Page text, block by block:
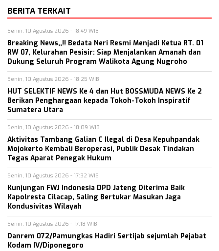
BERITA TERKAIT
Senin, 10 Agustus 2026 - 18:49 WIB
Breaking News,,!! Bedata Neri Resmi Menjadi Ketua RT. 01
RW 07, Kelurahan Pesisir: Siap Menjalankan Amanah dan
Dukung Seluruh Program Walikota Agung Nugroho
Senin, 10 Agustus 2026 - 18:25 WIB
HUT SELEKTIF NEWS Ke 4 dan Hut BOSSMUDA NEWS Ke 2
Berikan Penghargaan kepada Tokoh-Tokoh Inspiratif
Sumatera Utara
Senin, 10 Agustus 2026 - 18:09 WIB
Aktivitas Tambang Galian C Ilegal di Desa Kepuhpandak
Mojokerto Kembali Beroperasi, Publik Desak Tindakan
Tegas Aparat Penegak Hukum
Senin, 10 Agustus 2026 - 17:32 WIB
Kunjungan FWJ Indonesia DPD Jateng Diterima Baik
Kapolresta Cilacap, Saling Bertukar Masukan Jaga
Kondusivitas Wilayah
Senin, 10 Agustus 2026 - 17:18 WIB
Danrem 072/Pamungkas Hadiri Sertijab sejumlah Pejabat
Kodam IV/Diponegoro